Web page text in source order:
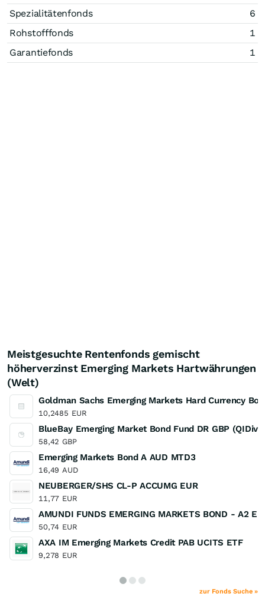
Spezialitätenfonds
6
Rohstofffonds
1
Garantiefonds
1
Meistgesuchte Rentenfonds gemischt
höherverzinst Emerging Markets Hartwährungen
(Welt)
Goldman Sachs Emerging Markets Hard Currency
10,2485 EUR
BlueBay Emerging Market Bond Fund DR GBP (QIDiv)
58,42 GBP
Emerging Markets Bond A AUD MTD3
16,49 AUD
NEUBERGER/SHS CL-P ACCUMG EUR
11,77 EUR
AMUNDI FUNDS EMERGING MARKETS BOND - A2
50,74 EUR
AXA IM Emerging Markets Credit PAB UCITS ETF
9,278 EUR
zur Fonds Suche »